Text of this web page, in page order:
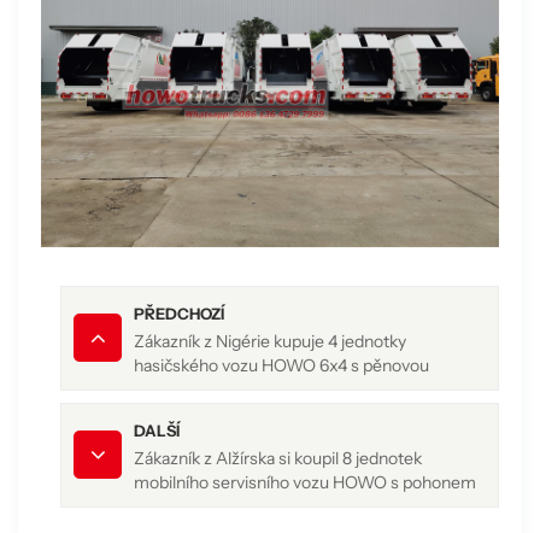
PŘEDCHOZÍ
Zákazník z Nigérie kupuje 4 jednotky
hasičského vozu HOWO 6x4 s pěnovou
DALŠÍ
Zákazník z Alžírska si koupil 8 jednotek
mobilního servisního vozu HOWO s pohonem